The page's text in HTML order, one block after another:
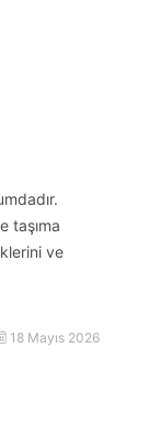
taşıma
ve
18 Mayıs 2026